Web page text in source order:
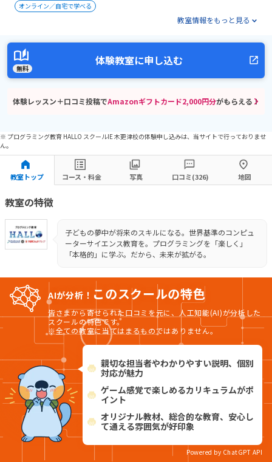
オンライン／自宅で学べる
教室情報をもっと見る
無料
体験教室に申し込む
体験レッスン＋口コミ投稿でAmazonギフトカード2,000円分がもらえる！
※ プログラミング教育 HALLO スクールIE 木更津校の体験申し込みは、当サイトで行っておりませ
ん。
教室トップ コース・料金 写真 口コミ(326) 地図
教室の特徴
子どもの夢中が将来のスキルになる。世界基準のコンピュ
ーターサイエンス教育を。プログラミングを「楽しく」
「本格的」に学ぶ。だから、未来が拡がる。
AIが分析！ このスクールの特色
皆さまから寄せられた口コミを元に、人工知能(AI)が分析した
スクールの特色です。
※全ての教室に当てはまるものではありません。
親切な担当者やわかりやすい説明、個別
対応が魅力
ゲーム感覚で楽しめるカリキュラムがポ
イント
オリジナル教材、総合的な教育、安心し
て通える雰囲気が好印象
Powered by ChatGPT API